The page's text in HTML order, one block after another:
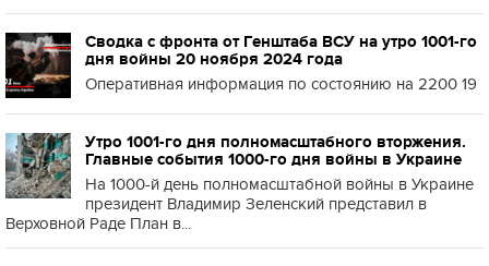
Сводка с фронта от Генштаба ВСУ на утро 1001-го
дня войны 20 ноября 2024 года
Оперативная информация по состоянию на 2200 19
Утро 1001-го дня полномасштабного вторжения.
Главные события 1000-го дня войны в Украине
На 1000-й день полномасштабной войны в Украине
президент Владимир Зеленский представил в
Верховной Раде План в...